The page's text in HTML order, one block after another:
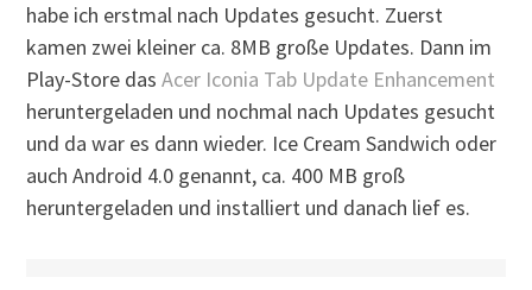
habe ich erstmal nach Updates gesucht. Zuerst
kamen zwei kleiner ca. 8MB große Updates. Dann im
Play-Store dasAcer Iconia Tab Update Enhancement
heruntergeladen und nochmal nach Updates gesucht
und da war es dann wieder. Ice Cream Sandwich oder
auch Android 4.0 genannt, ca. 400 MB groß
heruntergeladen und installiert und danach lief es.